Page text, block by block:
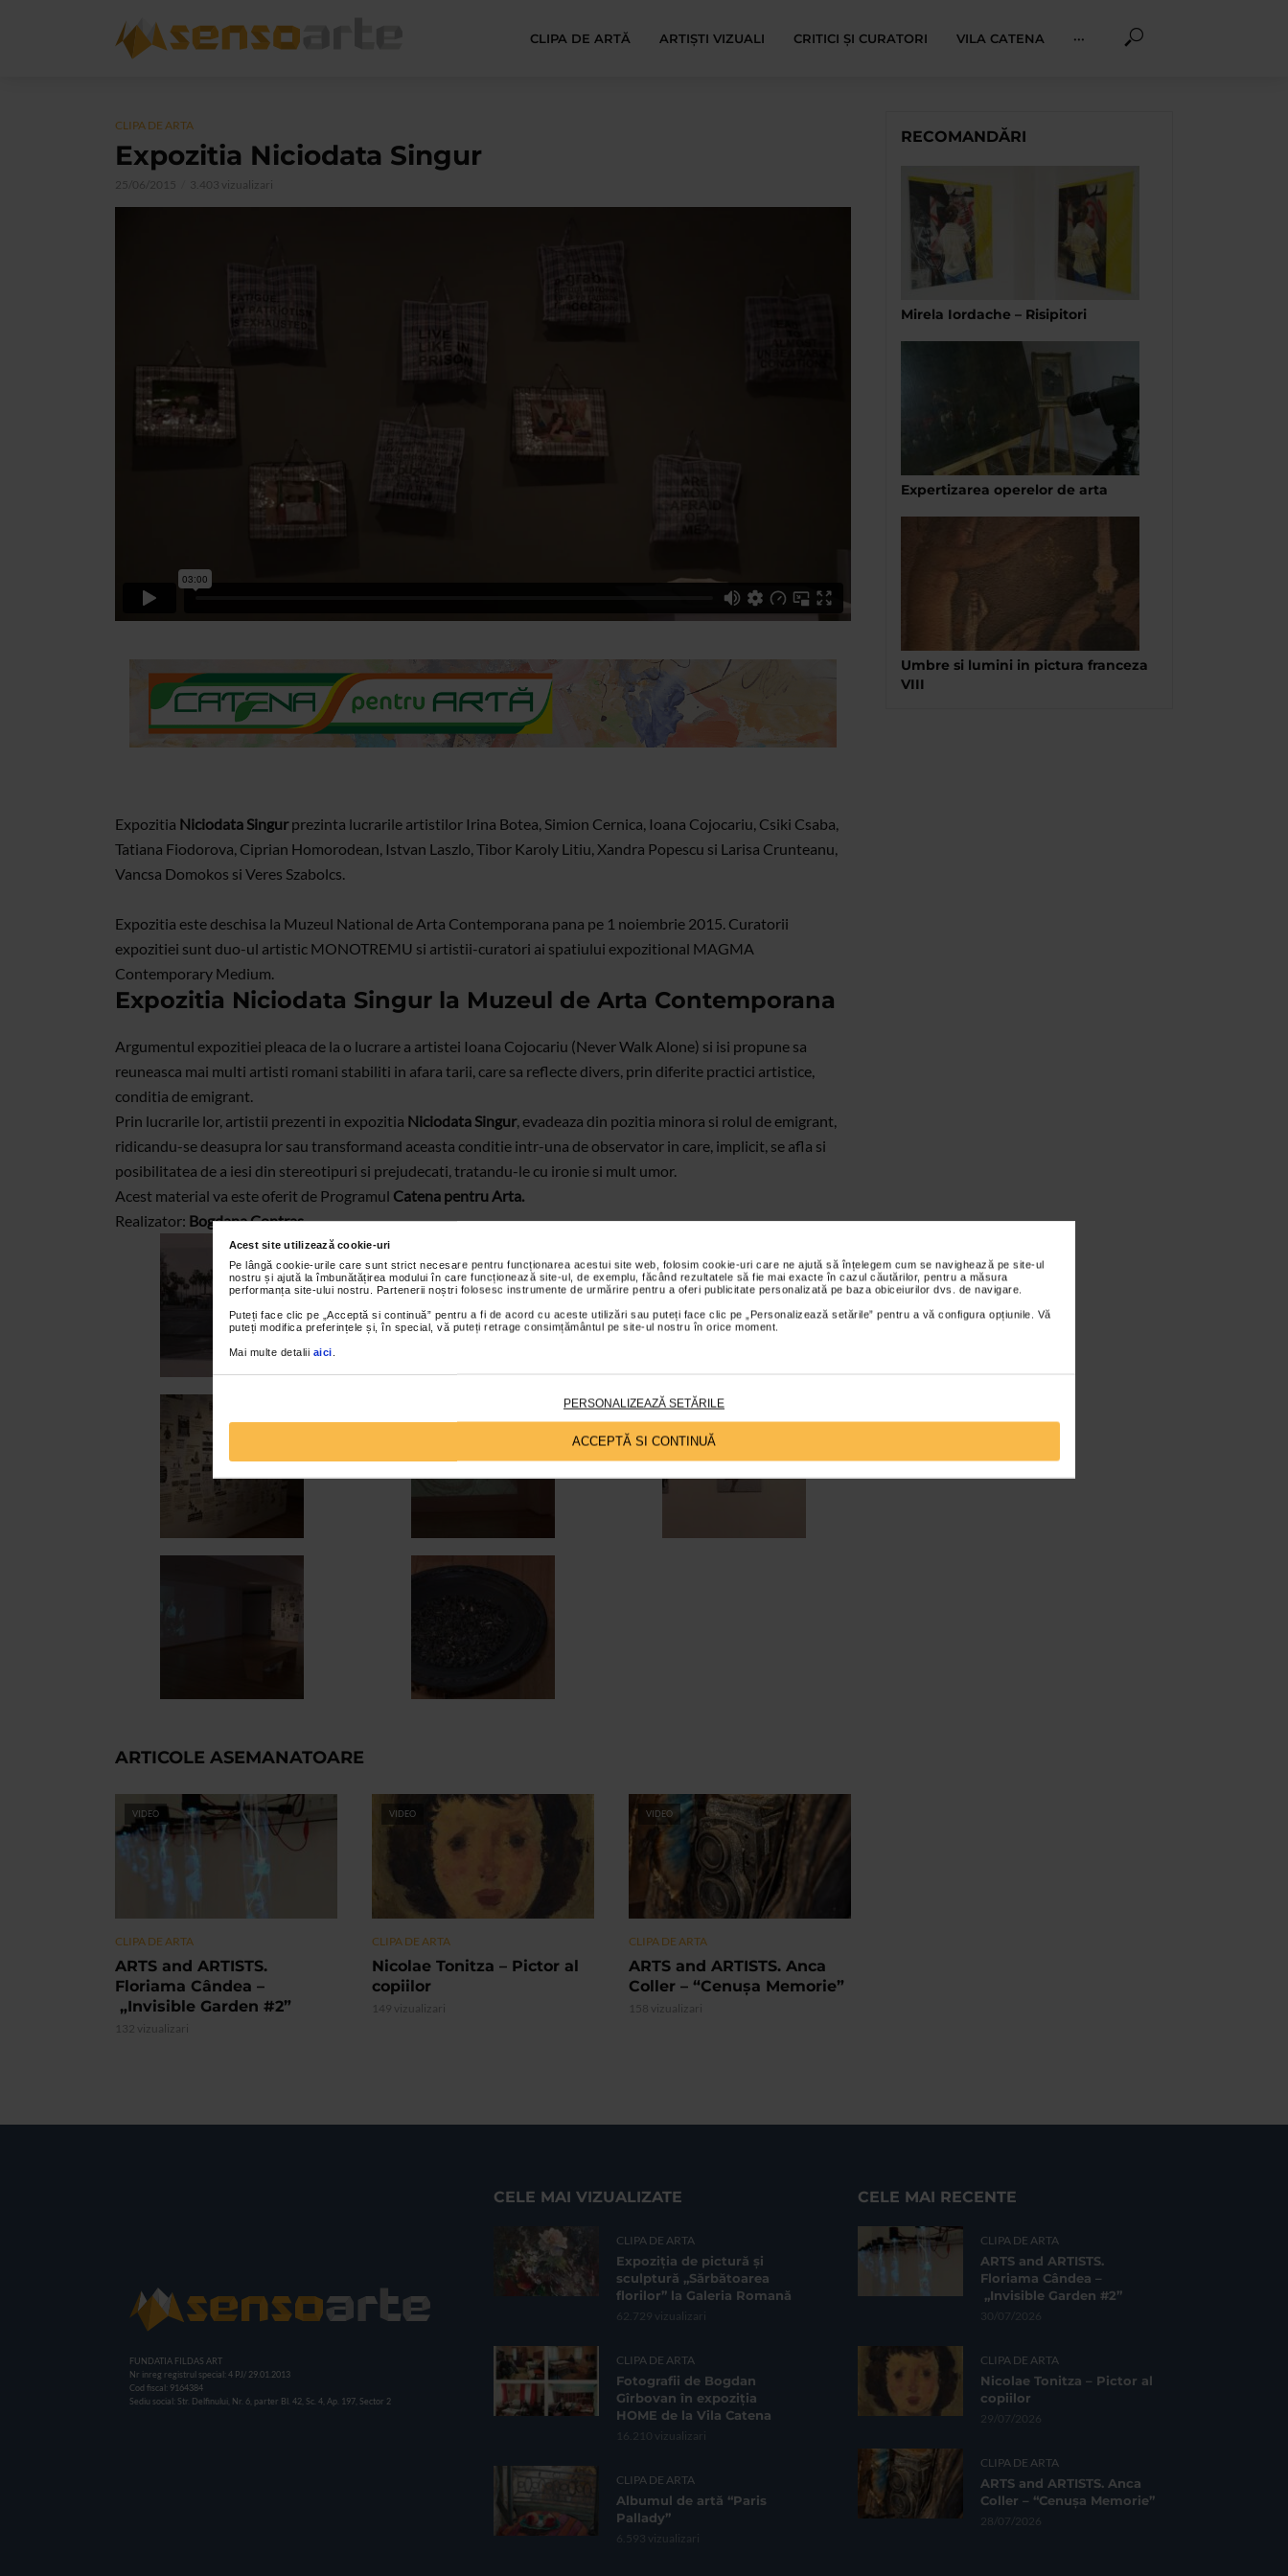
Acest site utilizează cookie-uri
Pe lângă cookie-urile care sunt strict necesare pentru funcționarea acestui site web, folosim cookie-uri care ne ajută să înțelegem cum se navighează pe site-ul
nostru și ajută la îmbunătățirea modului în care funcționează site-ul, de exemplu, făcând rezultatele să fie mai exacte în cazul căutărilor, pentru a măsura
performanța site-ului nostru. Partenerii noștri folosesc instrumente de urmărire pentru a oferi publicitate personalizată pe baza obiceiurilor dvs. de navigare.
Puteți face clic pe „Acceptă si continuă” pentru a fi de acord cu aceste utilizări sau puteți face clic pe „Personalizează setările” pentru a vă configura opțiunile. Vă
puteți modifica preferințele și, în special, vă puteți retrage consimțământul pe site-ul nostru în orice moment.
Mai multe detalii aici
PERSONALIZEAZĂ SETĂRILE
ACCEPTĂ SI CONTINUĂ
CLIPA DE ARTĂ ARTIȘTI VIZUALI CRITICI ȘI CURATORI VILA CATENA ···
CLIPA DE ARTA
Expozitia Niciodata Singur
25/06/2015 3.403 vizualizari
Expozitia Niciodata Singurprezinta lucrarile artistilor Irina Botea, Simion Cernica, Ioana Cojocariu, Csiki Csaba,
Tatiana Fiodorova, Ciprian Homorodean, Istvan Laszlo, Tibor Karoly Litiu, Xandra Popescu si Larisa Crunteanu,
Vancsa Domokos si Veres Szabolcs.
Expozitia este deschisa la Muzeul National de Arta Contemporana pana pe 1 noiembrie 2015. Curatorii
expozitiei sunt duo-ul artistic MONOTREMU si artistii-curatori ai spatiului expozitional MAGMA
Contemporary Medium.
Expozitia Niciodata Singur la Muzeul de Arta Contemporana
Argumentul expozitiei pleaca de la o lucrare a artistei Ioana Cojocariu (Never Walk Alone) si isi propune sa
reuneasca mai multi artisti romani stabiliti in afara tarii, care sa reflecte divers, prin diferite practici artistice,
conditia de emigrant.
Prin lucrarile lor, artistii prezenti in expozitia Niciodata Singur, evadeaza din pozitia minora si rolul de emigrant,
ridicandu-se deasupra lor sau transformand aceasta conditie intr-una de observator in care, implicit, se afla si
posibilitatea de a iesi din stereotipuri si prejudecati, tratandu-le cu ironie si mult umor.
Acest material va este oferit de Programul Catena pentru Arta.
Realizator: Bogdana Contras
ARTICOLE ASEMANATOARE
VIDEO
CLIPA DE ARTA
ARTS and ARTISTS.
Floriama Cândea –
„Invisible Garden #2”
132 vizualizari
VIDEO
CLIPA DE ARTA
Nicolae Tonitza – Pictor al
copiilor
149 vizualizari
VIDEO
CLIPA DE ARTA
ARTS and ARTISTS. Anca
Coller – “Cenușa Memorie”
158 vizualizari
RECOMANDĂRI
Mirela Iordache – Risipitori
Expertizarea operelor de arta
Umbre si lumini in pictura franceza
VIII
FUNDATIA FILDAS ART
Nr inreg registrul special: 4 PJ/ 29.01.2013
Cod fiscal: 9164384
Sediu social: Str. Delfinului, Nr. 6, parter Bl. 42, Sc. 4, Ap. 197, Sector 2
CELE MAI VIZUALIZATE
CLIPA DE ARTA
Expoziția de pictură și
sculptură „Sărbătoarea
florilor” la Galeria Romană
62.729 vizualizari
CLIPA DE ARTA
Fotografii de Bogdan
Gîrbovan în expoziția
HOME de la Vila Catena
16.210 vizualizari
CLIPA DE ARTA
Albumul de artă “Paris
Pallady”
6.593 vizualizari
CELE MAI RECENTE
CLIPA DE ARTA
ARTS and ARTISTS.
Floriama Cândea –
„Invisible Garden #2”
30/07/2026
CLIPA DE ARTA
Nicolae Tonitza – Pictor al
copiilor
29/07/2026
CLIPA DE ARTA
ARTS and ARTISTS. Anca
Coller – “Cenușa Memorie”
28/07/2026